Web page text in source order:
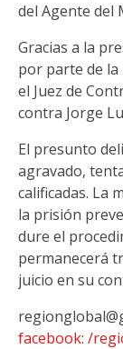
del Agente del
Gracias a la
por parte de la
el Juez de
contra Jorge
El presunto
agravado,
calificadas. La
la prisión
dure el
permanecerá
juicio en su
facebook: /